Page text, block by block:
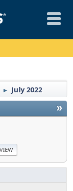
► July 2022
»